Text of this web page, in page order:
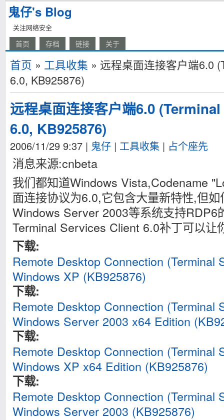
鬼仔's Blog
关注网络安全
首页 存档 链接 关于
首页 » 工具收集 » 远程桌面连接客户端6.0
6.0, KB925876)
远程桌面连接客户端6.0
6.0, KB925876)
2006/11/29 9:37 | 鬼仔 | 工具收集 | 占个座先
消息来源:cnbeta
我们都知道Windows Vista,Codename
面连接协议为6.0,它包含大量新特性,但
Windows Server 2003等系统支持RDP6
Terminal Services Client 6.0补丁可以让
下载:
Remote Desktop Connection (Terminal
Windows XP (KB925876)
下载:
Remote Desktop Connection (Terminal
Windows Server 2003 x64 Edition
下载:
Remote Desktop Connection (Terminal
Windows XP x64 Edition (KB925876)
下载:
Remote Desktop Connection (Terminal
Windows Server 2003 (KB925876)